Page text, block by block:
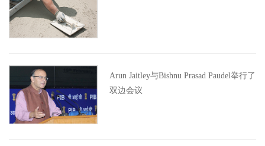
Arun Jaitley与Bishnu Prasad Paudel举行了
双边会议